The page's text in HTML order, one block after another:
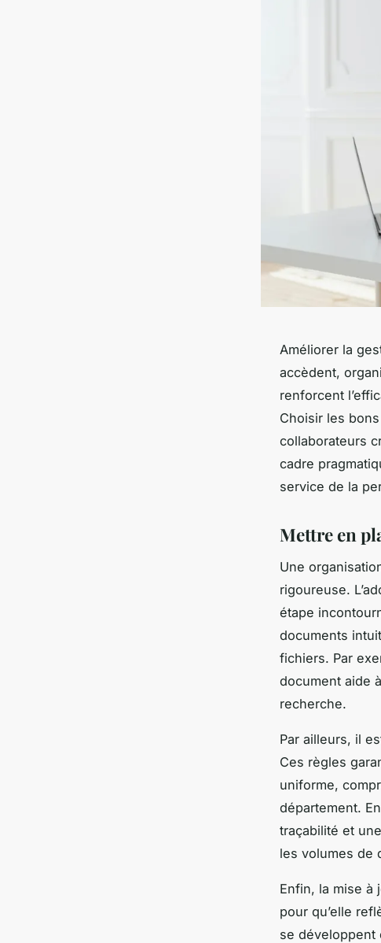
Améliorer la
accèdent,
renforcent
Choisir les
collaborateurs
cadre
service de la
Mettre en
Une
rigoureuse.
étape
documents
fichiers. Par
document aide
recherche.
Par ailleurs, il
Ces règles
uniforme,
département.
traçabilité et
les volumes de
Enfin, la mise à
pour qu’elle
se développent